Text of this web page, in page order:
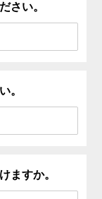
さい。
。
ますか。